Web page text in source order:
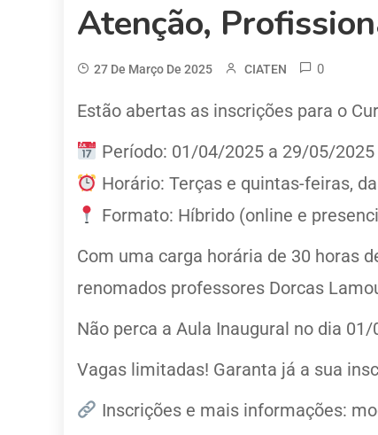
Atenção,
27 De Março De 2025 CIATEN 0
Estão abertas as inscrições para o
Período: 01/04/2025 a 29/05/2025
Horário: Terças e quintas-feiras,
Formato: Híbrido (online e
Com uma carga horária de 30 horas
renomados professores Dorcas
Não perca a Aula Inaugural no dia
Vagas limitadas! Garanta já a sua
Inscrições e mais informações: